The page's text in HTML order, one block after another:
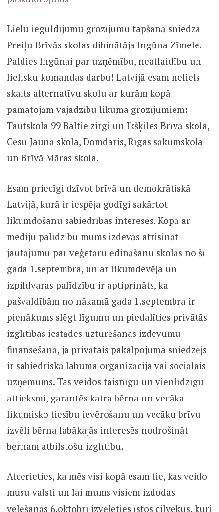
Lielu ieguldījumu grozījumu tapšanā sniedza
Preiļu Brīvās skolas dibinātāja Ingūna Zīmele.
Paldies Ingūnai par uzņēmību, neatlaidību un
lielisku komandas darbu! Latvijā esam neliels
skaits alternatīvu skolu ar kurām kopā
pamatojām vajadzību likuma grozījumiem:
Tautskola 99 Baltie zirgi un Ikšķiles Brīvā skola,
Cēsu Jaunā skola, Domdaris, Rīgas sākumskola
un Brīvā Māras skola.
Esam priecīgi dzīvot brīvā un demokrātiskā
Latvijā, kurā ir iespēja godīgi sakārtot
likumdošanu sabiedrības interesēs. Kopā ar
mediju palīdzību mums izdevās atrisināt
jautājumu par veģetāru ēdināšanu skolās no šī
gada 1.septembra, un ar likumdevēja un
izpildvaras palīdzību ir aptiprināts, ka
pašvaldībām no nākamā gada 1.septembra ir
pienākums slēgt līgumu un piedalīties privātās
izglītības iestādes uzturēšanas izdevumu
finansēšanā, ja privātais pakalpojuma sniedzējs
ir sabiedriskā labuma organizācija vai sociālais
uzņēmums. Tas veidos taisnīgu un vienlīdzīgu
attieksmi, garantēs katra bērna un vecāka
likumisko tiesību ievērošanu un vecāku brīvu
izvēli bērna labākajās interesēs nodrošināt
bērnam atbilstošu izglītību.
Atcerieties, ka mēs visi kopā esam tie, kas veido
mūsu valsti un lai mums visiem izdodas
vēlēšanās 6.oktobrī izvēlēties īstos cilvēkus, kuri